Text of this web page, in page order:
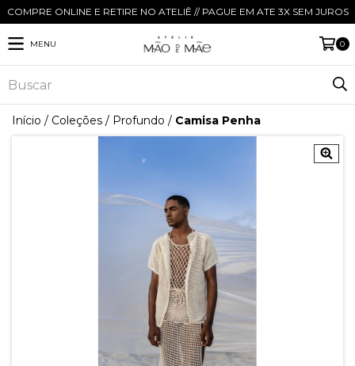
COMPRE ONLINE E RETIRE NO ATELIÊ // PAGUE EM ATE 3X SEM JUROS
MENU 0
Início / Coleções / Profundo / Camisa Penha